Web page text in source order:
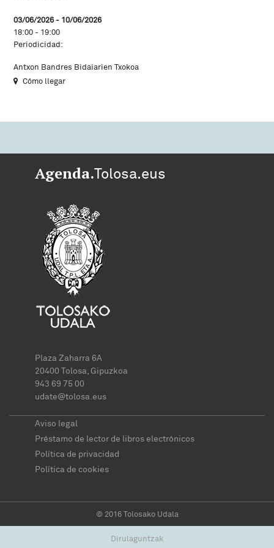
03/06/2026 - 10/06/2026
18:00 - 19:00
Periodicidad:
Antxon Bandres Bidaiarien Txokoa
Cómo llegar
Agenda.Tolosa.eus
Plaza Zaharra 6A
20400 Tolosa, Gipuzkoa
943 69 75 00
udate@tolosa.eus
Aviso legal
Préstamo de lector de libros electrónicos
Política de privacidad
Política de cookies
© 2016 Tolosako Udala
Dirulaguntzak